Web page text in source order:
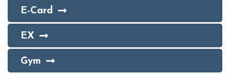
E-Card
EX
Gym